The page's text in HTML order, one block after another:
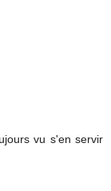
vu s'en servir